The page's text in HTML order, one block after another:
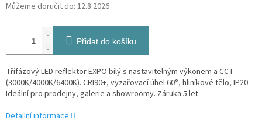
Můžeme doručit do: 12.8.2026
Přidat do košíku
Třífázový LED reflektor EXPO bílý s nastavitelným výkonem a CCT
(3000K/4000K/6400K). CRI90+, vyzařovací úhel 60°, hliníkové tělo, IP20.
Ideální pro prodejny, galerie a showroomy. Záruka 5 let.
Detailní informace